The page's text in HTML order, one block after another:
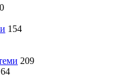
154
209
64